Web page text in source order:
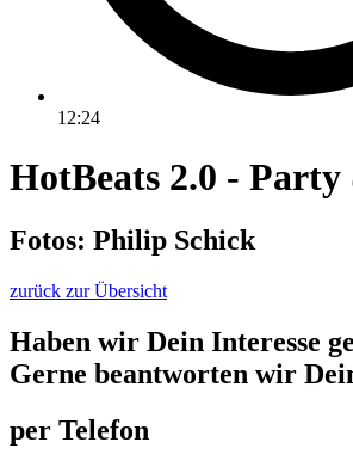
12:24
HotBeats 2.0 -
Fotos: Philip Schick
zurück zur Übersicht
Haben wir Dein Interesse
Gerne beantworten wir
per Telefon